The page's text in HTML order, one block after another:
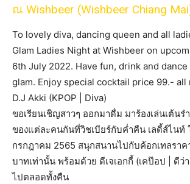
ณ Wishbeer (Wishbeer Chiang
To lovely diva, dancing queen and all
Glam Ladies Night at Wishbeer on
6th July 2022. Have fun, drink and
glam. Enjoy special cocktail price 99.-
D.J Akki (KPOP | Diva)
ขอเรียนเชิญสาวๆ ออกมาดื่ม มาร้องเล่นเต้นร
ของแต่ละคนกันที่วิชเบียร์กับค่ำคืน เลดี้ส์ไนท์
กรกฎาคม 2565 สนุกสนานไปกับค้อกเทลราค
บาทเท่านั้น พร้อมด้วย ดีเจเอกกี้ (เคป๊อป | ดีว่
ไปตลอดทั้งคืน